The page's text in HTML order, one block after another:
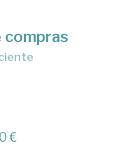
compras
€